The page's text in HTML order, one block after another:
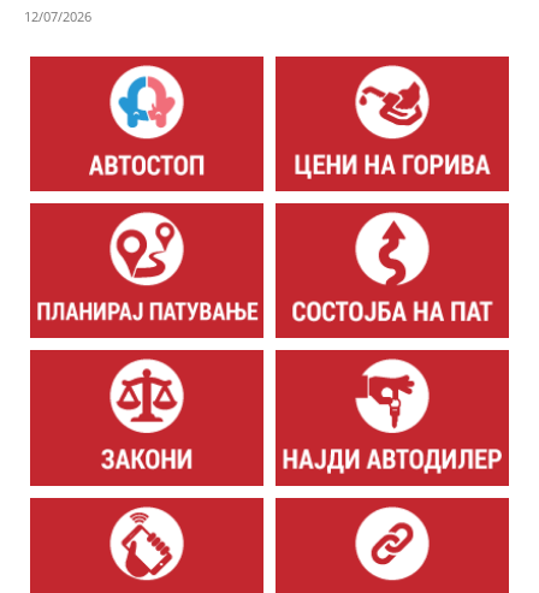
12/07/2026